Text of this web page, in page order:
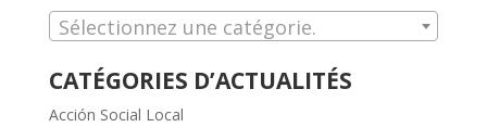
Sélectionnez une catégorie.
CATÉGORIES D’ACTUALITÉS
Acción Social Local